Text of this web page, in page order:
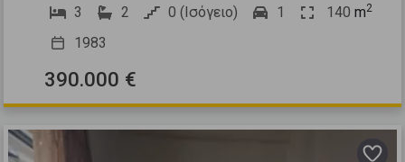
3
2 0 (Ισόγειο) 1 140 m2
1983
390.000 €